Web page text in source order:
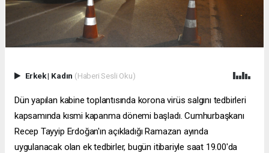
Erkek| Kadın (Haberi Sesli Oku)
Dün yapılan kabine toplantısında korona virüs salgını tedbirleri
kapsamında kısmi kapanma dönemi başladı. Cumhurbaşkanı
Recep Tayyip Erdoğan'ın açıkladığı Ramazan ayında
uygulanacak olan ek tedbirler, bugün itibariyle saat 19.00'da